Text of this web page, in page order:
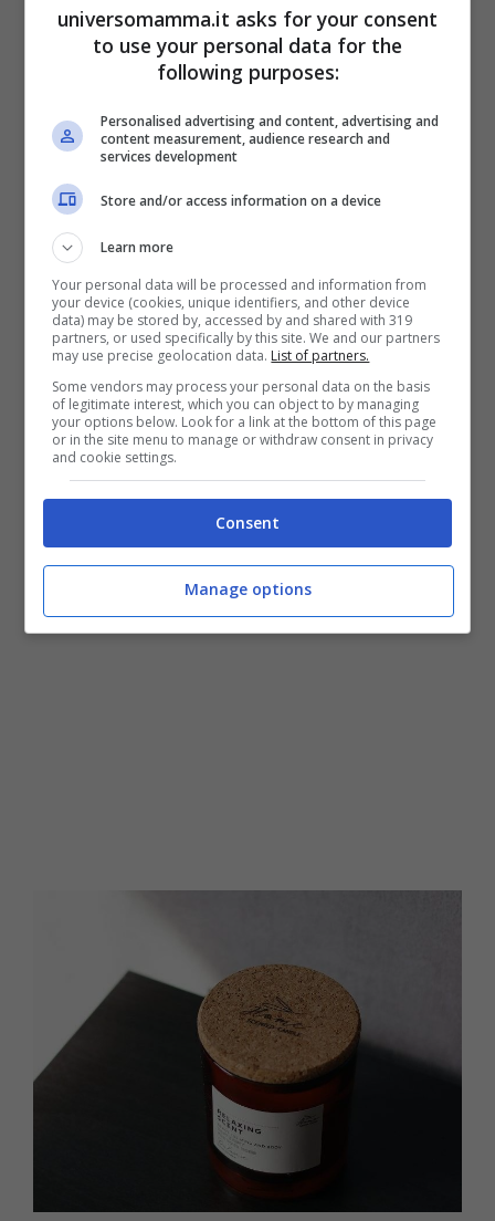
acqua calda;
olio d’oliva;
pentolino.
Una volta reperito il necessario fai come ti
dico e non te ne pentirai. In pratica, nei
prossimi paragrafi andremo a vedere
come rimuovere la colla delle etichette sui
barattoli di vetro. Un’attività davvero
snervante! Sì, perché malgrado tutti i tuoi
sforzi di solito resta appiccicato qualche
rimasuglio che rende impresentabile il tuo
vasetto. Ma grazie a questo
d’ora in
poi non avrai più nulla di cui preoccuparti.
universomamma.it asks for your consent
to use your personal data for the
following purposes:
Personalised advertising and content, advertising and
content measurement, audience research and
services development
Store and/or access information on a device
Learn more
Your personal data will be processed and information from
your device (cookies, unique identifiers, and other device
data) may be stored by, accessed by and shared with 319
partners, or used specifically by this site. We and our partners
may use precise geolocation data. List of partners.
Some vendors may process your personal data on the basis
of legitimate interest, which you can object to by managing
your options below. Look for a link at the bottom of this page
or in the site menu to manage or withdraw consent in privacy
and cookie settings.
Consent
Manage options